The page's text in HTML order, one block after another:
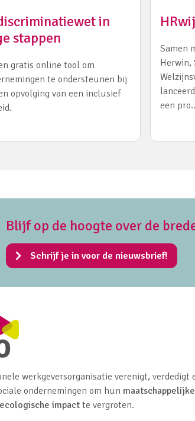
in
stappen
gratis online tool om
te ondersteunen bij
opvolging van een inclusief
Samen
Herwin,
een
Blijf op de hoogte over de
Schrijf je in voor de nieuwsbrief!
werkgeversorganisatie verenigt, verdedigt
ondernemingen om hun
impactte vergroten.